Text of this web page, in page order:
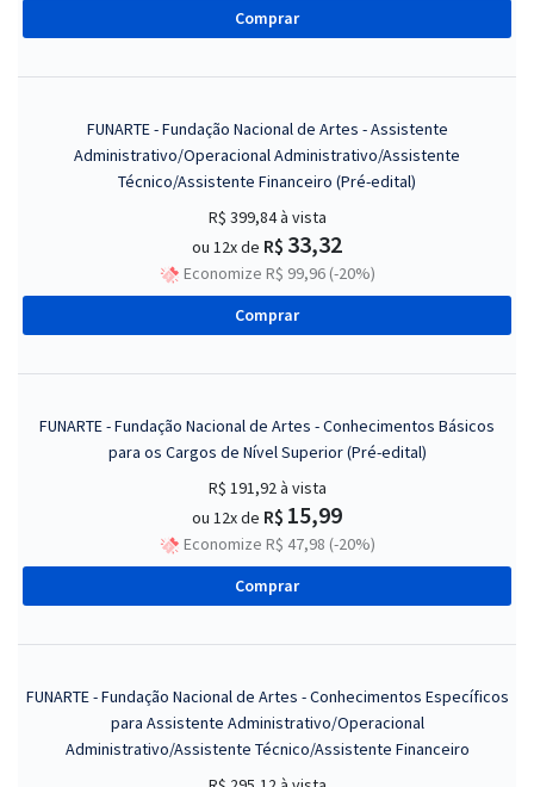
Comprar
FUNARTE - Fundação Nacional de Artes - Assistente
Administrativo/Operacional Administrativo/Assistente
Técnico/Assistente Financeiro (Pré-edital)
R$ 399,84à vista
ou 12x de R$ 33,32
Economize R$ 99,96 (-20%)
Comprar
FUNARTE - Fundação Nacional de Artes - Conhecimentos Básicos
para os Cargos de Nível Superior (Pré-edital)
R$ 191,92à vista
ou 12x de R$ 15,99
Economize R$ 47,98 (-20%)
Comprar
FUNARTE - Fundação Nacional de Artes - Conhecimentos Específicos
para Assistente Administrativo/Operacional
Administrativo/Assistente Técnico/Assistente Financeiro